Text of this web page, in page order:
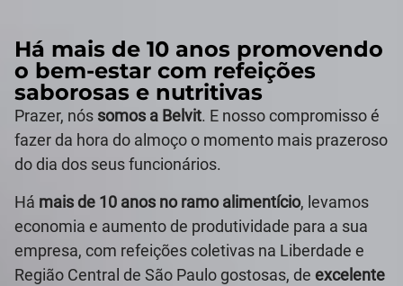
Há mais de 10 anos promovendo
o bem-estar com refeições
saborosas e nutritivas
Prazer, nós somos a Belvit. E nosso compromisso é
fazer da hora do almoço o momento mais prazeroso
do dia dos seus funcionários.
Há mais de 10 anos no ramo alimentício, levamos
economia e aumento de produtividade para a sua
empresa, com refeições coletivas na Liberdade e
Região Central de São Paulo gostosas, de excelente